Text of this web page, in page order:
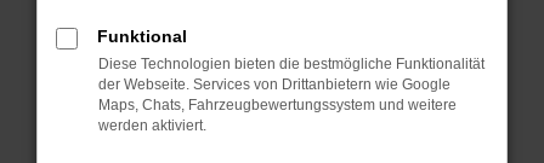
Fenster?
Starte dein Gerät neu.
Das kann manchmal helfen, vorübergehende
Probleme zu beheben.
Funktional
Diese Technologien bieten die bestmögliche Funktionalität
der Webseite. Services von Drittanbietern wie Google
Maps, Chats, Fahrzeugbewertungssystem und weitere
werden aktiviert.